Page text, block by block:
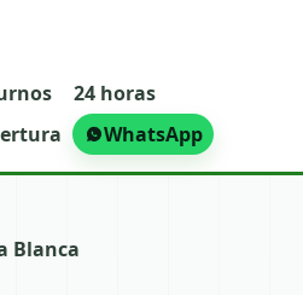
24 horas
WhatsApp
Blanca